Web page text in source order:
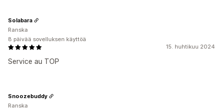
15. huhtikuu 2024
Service au TOP
Solabara
Ranska
8 päivää sovelluksen käyttöä
Snoozebuddy
Ranska